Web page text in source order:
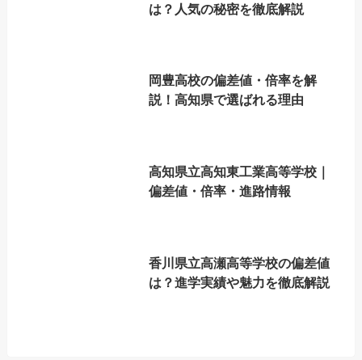
は？人気の秘密を徹底解説
岡豊高校の偏差値・倍率を解
説！高知県で選ばれる理由
高知県立高知東工業高等学校｜
偏差値・倍率・進路情報
香川県立高瀬高等学校の偏差値
は？進学実績や魅力を徹底解説